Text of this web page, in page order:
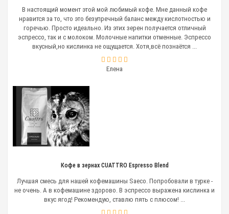
В настоящий момент этой мой любимый кофе. Мне данный кофе
нравится за то, что это безупречный баланс между кислотностью и
горечью. Просто идеально. Из этих зерен получается отличный
эспрессо, так и с молоком. Молочные напитки отменные. Эспрессо
вкусный,но кислинка не ощущается. Хотя,всё познаётся ...
Елена
Кофе в зернах CUATTRO Espresso Blend
Лучшая смесь для нашей кофемашины Saeco. Попробовали в турке -
не очень. А в кофемашине здорово. В эспрессо выражена кислинка и
вкус ягод! Рекомендую, ставлю пять с плюсом! ...